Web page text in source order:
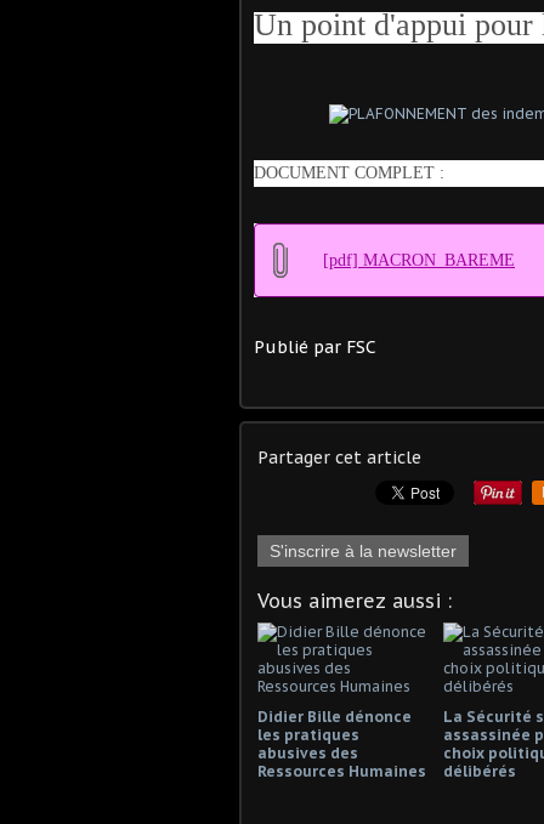
Un point d'appui pour
DOCUMENT COMPLET :
[pdf] MACRON_BAREME
Publié par FSC
Partager cet article
S'inscrire à la newsletter
Vous aimerez aussi :
Didier Bille dénonce
les pratiques
abusives des
Ressources Humaines
La Sécurité
assassinée
choix
délibérés